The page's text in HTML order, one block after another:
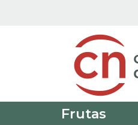
Frutas